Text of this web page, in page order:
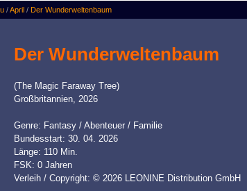
/April / Der Wunderweltenbaum
Der Wunderweltenbaum
(The Magic Faraway Tree)
Großbritannien, 2026
Genre: Fantasy / Abenteuer / Familie
Bundesstart: 30. 04. 2026
Länge: 110 Min.
FSK: 0 Jahren
Verleih / Copyright: © 2026 LEONINE Distribution GmbH